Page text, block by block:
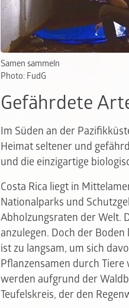
Samen sammeln
Photo: FudG
Gefährdete
Im Süden an der
Heimat seltener und
und die einzigartige
Costa Rica liegt in
Nationalparks und
Abholzungsraten der Welt.
anzulegen. Doch der
ist zu langsam, um sich
Pflanzensamen durch
werden aufgrund der
Teufelskreis, der den